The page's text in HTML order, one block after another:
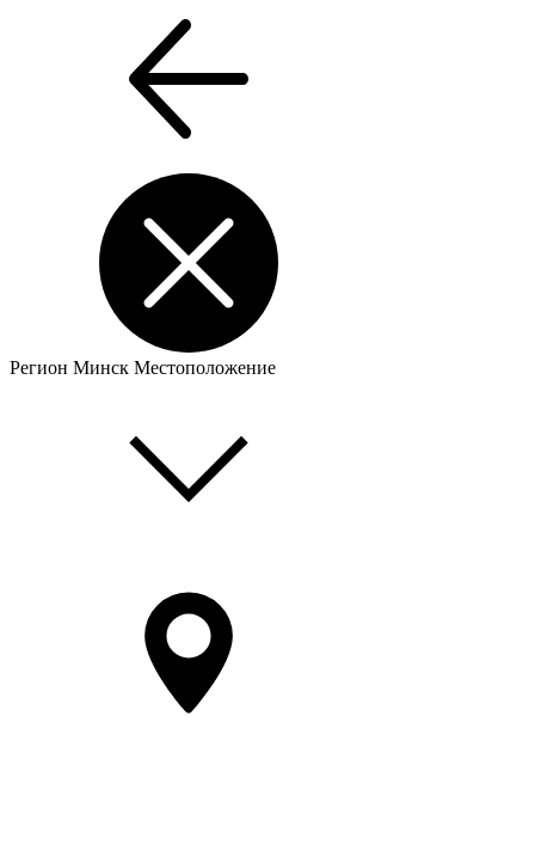
Регион Минск Местоположение